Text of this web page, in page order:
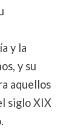
y la
y su
aquellos
siglo XIX